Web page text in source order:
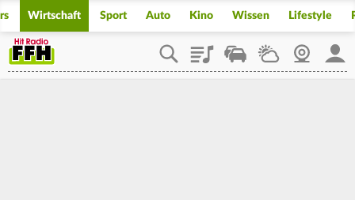
Wirtschaft Sport Auto Kino Wissen Lifestyle
PlaylistStaupilotWetterWebcam